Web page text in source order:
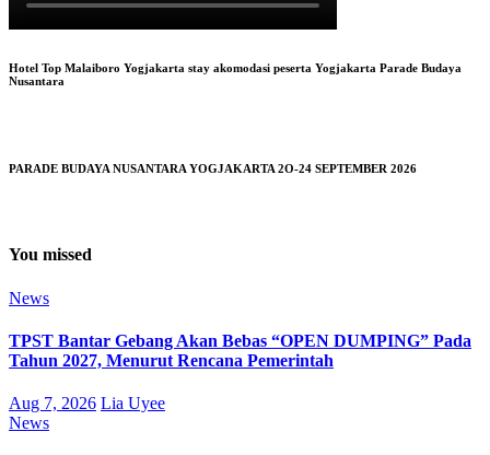
Hotel Top Malaiboro Yogjakarta stay akomodasi peserta Yogjakarta Parade Budaya
Nusantara
PARADE BUDAYA NUSANTARA YOGJAKARTA 2O-24 SEPTEMBER 2026
You missed
News
TPST Bantar Gebang Akan Bebas “OPEN DUMPING” Pada
Tahun 2027, Menurut Rencana Pemerintah
Aug 7, 2026 Lia Uyee
News